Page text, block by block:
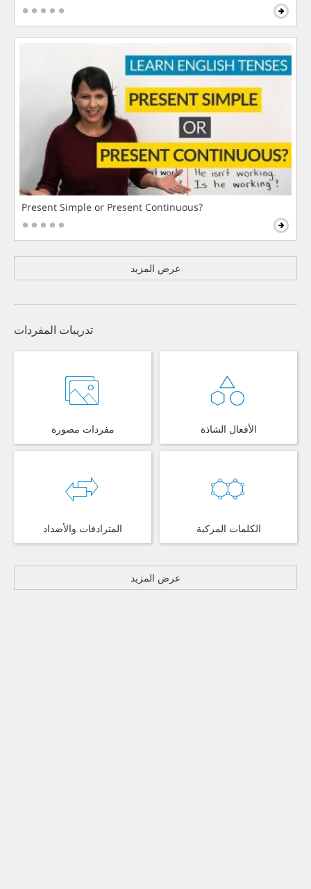
Present Simple or Present Continuous?
عرض المزيد
تدريبات المفردات
مفردات مصورة الأفعال الشاذة
المترادفات والأضداد الكلمات المركبة
عرض المزيد